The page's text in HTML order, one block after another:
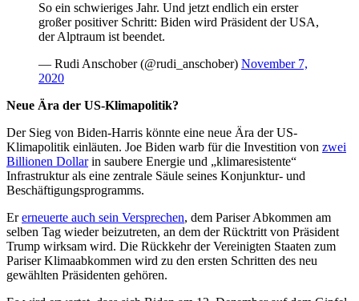
So ein schwieriges Jahr. Und jetzt endlich ein erster
großer positiver Schritt: Biden wird Präsident der USA,
der Alptraum ist beendet.
— Rudi Anschober (@rudi_anschober) November 7,
2020
Neue Ära der US-Klimapolitik?
Der Sieg von Biden-Harris könnte eine neue Ära der US-
Klimapolitik einläuten. Joe Biden warb für die Investition von zwei
Billionen Dollarin saubere Energie und „klimaresistente“
Infrastruktur als eine zentrale Säule seines Konjunktur- und
Beschäftigungsprogramms.
Ererneuerte auch sein Versprechen, dem Pariser Abkommen am
selben Tag wieder beizutreten, an dem der Rücktritt von Präsident
Trump wirksam wird. Die Rückkehr der Vereinigten Staaten zum
Pariser Klimaabkommen wird zu den ersten Schritten des neu
gewählten Präsidenten gehören.